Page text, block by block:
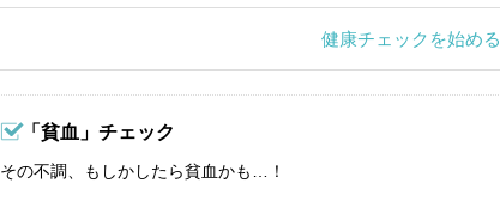
健康チェックを始める
「貧血」チェック
その不調、もしかしたら貧血かも…！